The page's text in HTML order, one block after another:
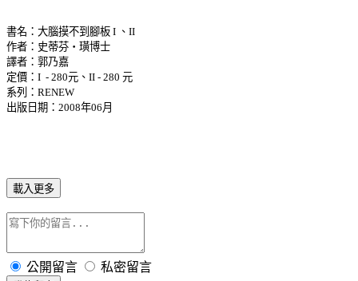
書名：大腦摸不到腳板 I 、II
作者：史蒂芬‧璜博士
譯者：郭乃嘉
定價：I - 280元、II - 280 元
系列：RENEW
出版日期：2008年06月
載入更多
公開留言 私密留言